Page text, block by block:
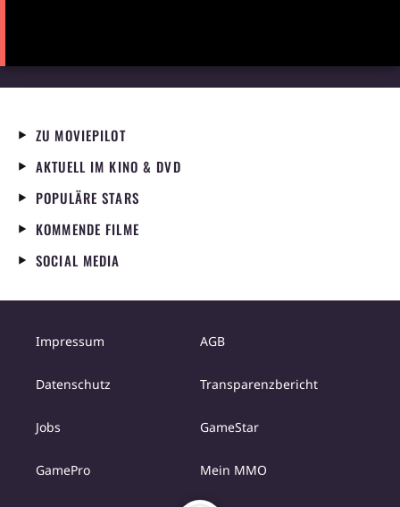
ZU MOVIEPILOT
AKTUELL IM KINO & DVD
POPULÄRE STARS
KOMMENDE FILME
SOCIAL MEDIA
Impressum AGB
Datenschutz Transparenzbericht
Jobs GameStar
GamePro Mein MMO